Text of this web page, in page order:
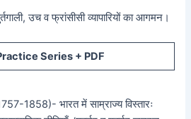
उच व फ्रांसीसी व्यापारियों का आगमन।
Series + PDF
1858)- भारत में साम्राज्य विस्तारः